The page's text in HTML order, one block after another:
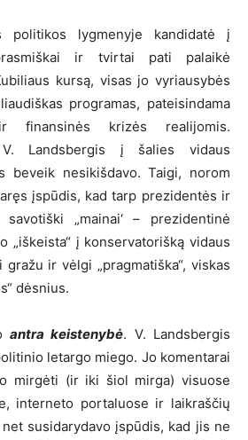
politikos lygmenyje kandidatė į
ir tvirtai pati palaikė
kursą, visas jo vyriausybės
programas, pateisindama
finansinės krizės realijomis.
V. Landsbergis į šalies vidaus
beveik nesikišdavo. Taigi, norom
įspūdis, kad tarp prezidentės ir
„mainai‘ – prezidentinė
„iškeista“ į konservatorišką vidaus
ir vėlgi „pragmatiška“, viskas
dėsnius.
antra keistenybė. V. Landsbergis
letargo miego. Jo komentarai
mirgėti (ir iki šiol mirga) visuose
interneto portaluose ir laikraščių
susidarydavo įspūdis, kad jis ne